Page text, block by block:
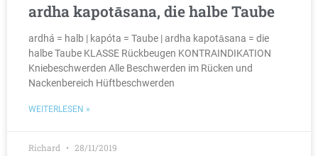
ardha kapotāsana, die halbe Taube
ardhá = halb | kapóta = Taube | ardha kapotāsana = die
halbe Taube KLASSE Rückbeugen KONTRAINDIKATION
Kniebeschwerden Alle Beschwerden im Rücken und
Nackenbereich Hüftbeschwerden
WEITERLESEN »
Richard 28/11/2019